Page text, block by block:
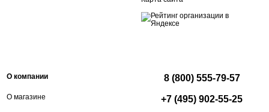
О компании
О магазине
8 (800) 555-79-57
+7 (495) 902-55-25